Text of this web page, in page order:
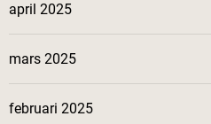
april 2025
mars 2025
februari 2025